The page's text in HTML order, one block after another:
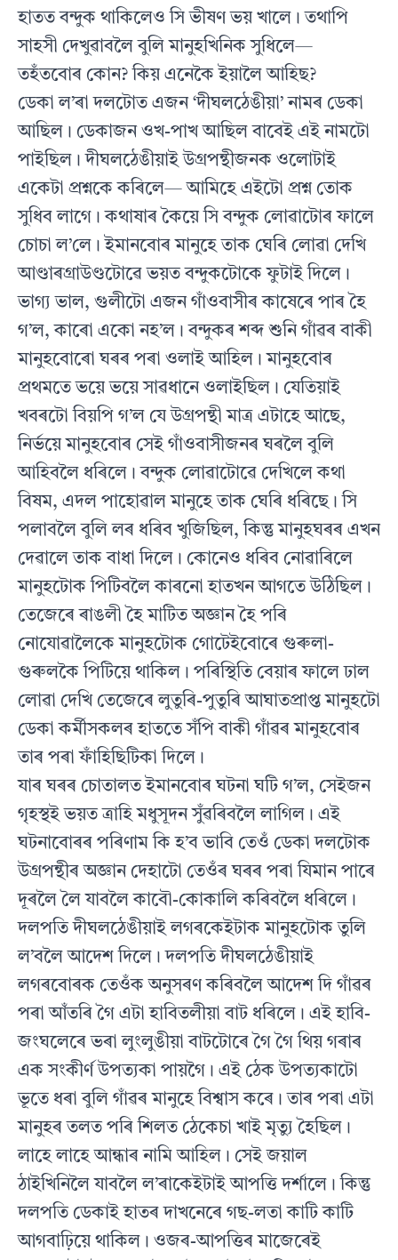
হাতত বন্দুক থাকিলেও সি ভীষণ ভয় খালে। তথাপি
সাহসী দেখুৱাবলৈ বুলি মানুহখিনিক সুধিলে—
তহঁতবোৰ কোন? কিয় এনেকৈ ইয়ালৈ আহিছ?
ডেকা ল’ৰা দলটোত এজন ‘দীঘলঠেঙীয়া’ নামৰ ডেকা
আছিল। ডেকাজন ওখ-পাখ আছিল বাবেই এই নামটো
পাইছিল। দীঘলঠেঙীয়াই উগ্ৰপন্থীজনক ওলোটাই
একেটা প্ৰশ্নকে কৰিলে— আমিহে এইটো প্ৰশ্ন তোক
সুধিব লাগে। কথাষাৰ কৈয়ে সি বন্দুক লোৱাটোৰ ফালে
চোচা ল’লে। ইমানবোৰ মানুহে তাক ঘেৰি লোৱা দেখি
আণ্ডাৰগ্ৰাউণ্ডটোৱে ভয়ত বন্দুকটোকে ফুটাই দিলে।
ভাগ্য ভাল, গুলীটো এজন গাঁওবাসীৰ কাষেৰে পাৰ হৈ
গ’ল, কাৰো একো নহ’ল। বন্দুকৰ শব্দ শুনি গাঁৱৰ বাকী
মানুহবোৰো ঘৰৰ পৰা ওলাই আহিল। মানুহবোৰ
প্ৰথমতে ভয়ে ভয়ে সাৱধানে ওলাইছিল। যেতিয়াই
খবৰটো বিয়পি গ’ল যে উগ্ৰপন্থী মাত্ৰ এটাহে আছে,
নিৰ্ভয়ে মানুহবোৰ সেই গাঁওবাসীজনৰ ঘৰলৈ বুলি
আহিবলৈ ধৰিলে। বন্দুক লোৱাটোৱে দেখিলে কথা
বিষম, এদল পাহোৱাল মানুহে তাক ঘেৰি ধৰিছে। সি
পলাবলৈ বুলি লৰ ধৰিব খুজিছিল, কিন্তু মানুহঘৰৰ এখন
দেৱালে তাক বাধা দিলে। কোনেও ধৰিব নোৱাৰিলে
মানুহটোক পিটিবলৈ কাৰনো হাতখন আগতে উঠিছিল।
তেজেৰে ৰাঙলী হৈ মাটিত অজ্ঞান হৈ পৰি
নোযোৱালৈকে মানুহটোক গোটেইবোৰে গুৰুলা-
গুৰুলকৈ পিটিয়ে থাকিল। পৰিস্থিতি বেয়াৰ ফালে ঢাল
লোৱা দেখি তেজেৰে লুতুৰি-পুতুৰি আঘাতপ্ৰাপ্ত মানুহটো
ডেকা কৰ্মীসকলৰ হাততে সঁপি বাকী গাঁৱৰ মানুহবোৰ
তাৰ পৰা ফাঁহিছিটিকা দিলে।
যাৰ ঘৰৰ চোতালত ইমানবোৰ ঘটনা ঘটি গ’ল, সেইজন
গৃহস্থই ভয়ত ত্ৰাহি মধুসূদন সুঁৱৰিবলৈ লাগিল। এই
ঘটনাবোৰৰ পৰিণাম কি হ’ব ভাবি তেওঁ ডেকা দলটোক
উগ্ৰপন্থীৰ অজ্ঞান দেহাটো তেওঁৰ ঘৰৰ পৰা যিমান পাৰে
দূৰলৈ লৈ যাবলৈ কাবৌ-কোকালি কৰিবলৈ ধৰিলে।
দলপতি দীঘলঠেঙীয়াই লগৰকেইটাক মানুহটোক তুলি
ল’বলৈ আদেশ দিলে। দলপতি দীঘলঠেঙীয়াই
লগৰবোৰক তেওঁক অনুসৰণ কৰিবলৈ আদেশ দি গাঁৱৰ
পৰা আঁতৰি গৈ এটা হাবিতলীয়া বাট ধৰিলে। এই হাবি-
জংঘলেৰে ভৰা লুংলুঙীয়া বাটটোৰে গৈ গৈ থিয় গৰাৰ
এক সংকীৰ্ণ উপত্যকা পায়গৈ। এই ঠেক উপত্যকাটো
ভূতে ধৰা বুলি গাঁৱৰ মানুহে বিশ্বাস কৰে। তাৰ পৰা এটা
মানুহৰ তলত পৰি শিলত ঠেকেচা খাই মৃত্যু হৈছিল।
লাহে লাহে আন্ধাৰ নামি আহিল। সেই জয়াল
ঠাইখিনিলৈ যাবলৈ ল’ৰাকেইটাই আপত্তি দৰ্শালে। কিন্তু
দলপতি ডেকাই হাতৰ দাখনেৰে গছ-লতা কাটি কাটি
আগবাঢ়িয়ে থাকিল। ওজৰ-আপত্তিৰ মাজেৰেই